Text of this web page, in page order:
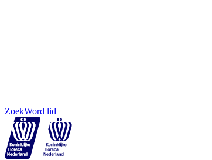
ZoekWord lid